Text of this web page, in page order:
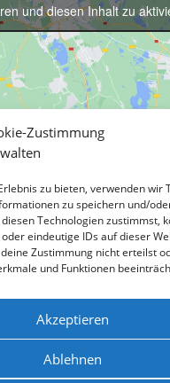
Zustimmung
zu bieten, verwenden wir
zu speichern und/
Technologien zustimmst,
eindeutige IDs auf dieser
Zustimmung nicht erteilst
und Funktionen
Akzeptieren
Ablehnen
27367 Germany Google
und diesen Inhalt zu